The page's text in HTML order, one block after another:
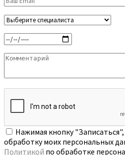
Нажимая кнопку
обработку моих персональных
Политикой по обработке